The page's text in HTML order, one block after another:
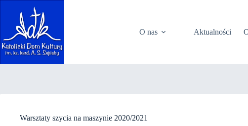
O nas
Aktualności
Warsztaty szycia na maszynie 2020/2021